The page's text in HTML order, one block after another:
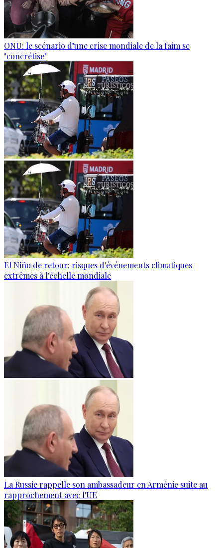
ONU: le scénario d’une crise mondiale de la faim se
"concrétise"
El Niño de retour: risques d'événements climatiques
extrêmes à l'échelle mondiale
La Russie rappelle son ambassadeur en Arménie suite au
rapprochement avec l'UE